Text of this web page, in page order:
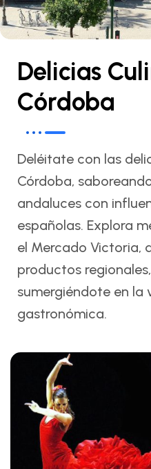
Delicias
Córdoba
Deléitate con las
Córdoba,
andaluces con
españolas. Explora
el Mercado Victoria,
productos
sumergiéndote en la
gastronómica.